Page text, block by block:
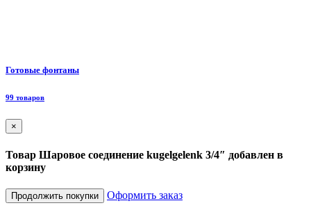
Готовые фонтаны
99 товаров
×
Товар Шаровое соединение kugelgelenk 3/4″ добавлен в
корзину
Продолжить покупки Оформить заказ